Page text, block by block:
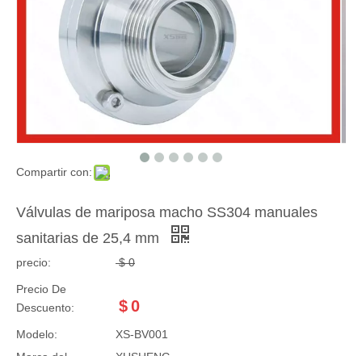
Compartir con:
Válvulas de mariposa macho SS304 manuales
sanitarias de 25,4 mm
precio: $ 0
Precio De
Descuento:
$0
Modelo:
XS-BV001